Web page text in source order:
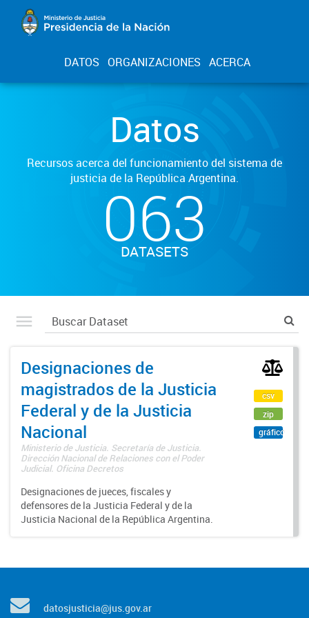
DATOS ORGANIZACIONES ACERCA
Datos
Recursos acerca del funcionamiento del sistema de
justicia de la República Argentina.
063
DATASETS
Designaciones de
magistrados de la Justicia
Federal y de la Justicia
Nacional
Ministerio de Justicia. Secretaría de Justicia.
Dirección Nacional de Relaciones con el Poder
Judicial. Oficina Decretos
Designaciones de jueces, fiscales y
defensores de la Justicia Federal y de la
Justicia Nacional de la República Argentina.
csv
zip
gráfico
datosjusticia@jus.gov.ar